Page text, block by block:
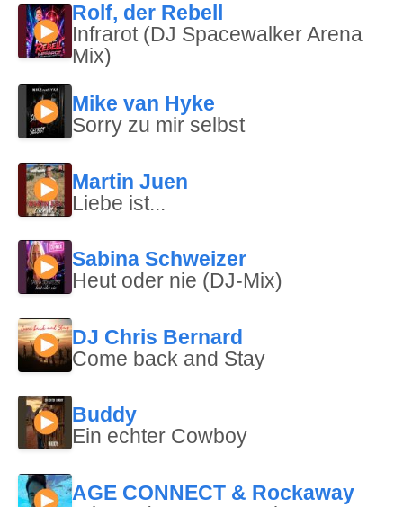
Rolf, der Rebell
Infrarot (DJ Spacewalker Arena
Mix)
Mike van Hyke
Sorry zu mir selbst
Martin Juen
Liebe ist...
Sabina Schweizer
Heut oder nie (DJ-Mix)
DJ Chris Bernard
Come back and Stay
Buddy
Ein echter Cowboy
AGE CONNECT & Rockaway